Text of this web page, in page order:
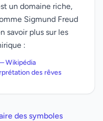
un domaine riche,
Sigmund Freud
savoir plus sur les
:
Wikipédia
des rêves
des symboles